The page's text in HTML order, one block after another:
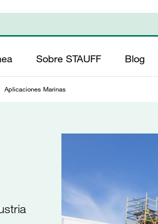
Sobre STAUFF Blog
Aplicaciones Marinas